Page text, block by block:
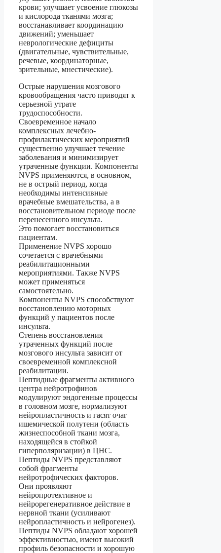
крови; улучшает усвоение глюкозы
и кислорода тканями мозга;
восстанавливает координацию
движений; уменьшает
неврологические дефициты
(двигательные, чувствительные,
речевые, координаторные,
зрительные, мнестические).
Острые нарушения мозгового
кровообращения часто приводят к
серьезной утрате
трудоспособности.
Своевременное начало
комплексных лечебно-
профилактических мероприятий
существенно улучшает течение
заболевания и минимизирует
утраченные функции. Компоненты
NVPS применяются, в основном,
не в острый период, когда
необходимы интенсивные
врачебные вмешательства, а в
восстановительном периоде после
перенесенного инсульта.
Это помогает восстановиться
пациентам.
Применение NVPS хорошо
сочетается с врачебными
реабилитационными
мероприятиями. Также NVPS
может применяться
самостоятельно.
Компоненты NVPS способствуют
восстановлению моторных
функций у пациентов после
инсульта.
Степень восстановления
утраченных функций после
мозгового инсульта зависит от
своевременной комплексной
реабилитации.
Пептидные фрагменты активного
центра нейротрофинов
модулируют эндогенные процессы
в головном мозге, нормализуют
нейропластичность и гасят очаг
ишемической полутени (область
жизнеспособной ткани мозга,
находящейся в стойкой
гиперполяризации) в ЦНС.
Пептиды NVPS представляют
собой фрагменты
нейротрофических факторов.
Они проявляют
нейропротективное и
нейрорегенеративное действие в
нервной ткани (усиливают
нейропластичность и нейрогенез).
Пептиды NVPS обладают хорошей
эффективностью, имеют высокий
профиль безопасности и хорошую